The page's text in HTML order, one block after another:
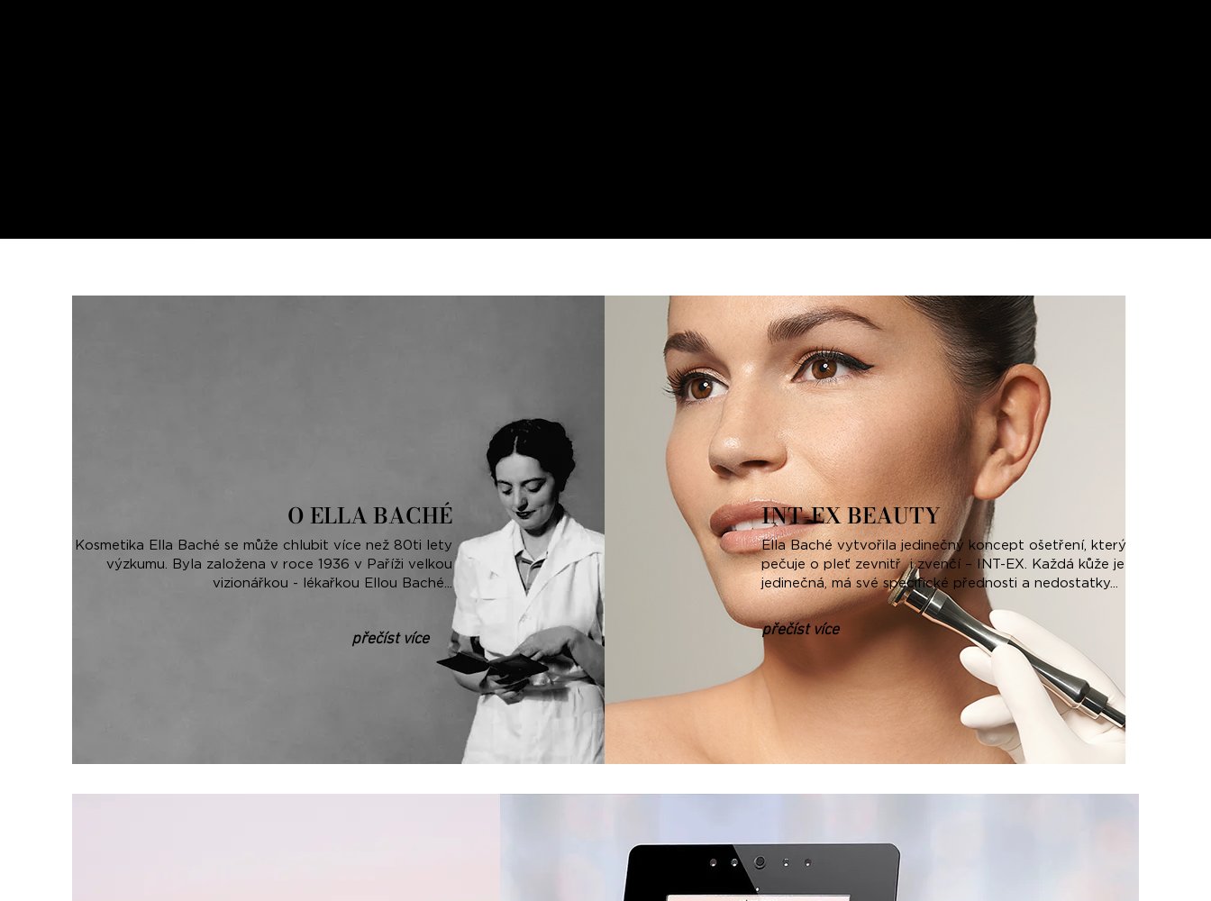
Kosmetika Ella Baché se může chlubit více než 80ti lety
výzkumu. Byla založena v roce 1936 v Paříži velkou
vizionářkou - lékařkou Ellou Baché...
O ELLA BACHÉ
přečíst více
Ella Baché vytvořila jedinečný koncept ošetření, který
pečuje o pleť zevnitř i zvenčí – INT-EX. Každá kůže je
jedinečná, má své specifické přednosti a nedostatky...
INT-EX BEAUTY
přečíst více